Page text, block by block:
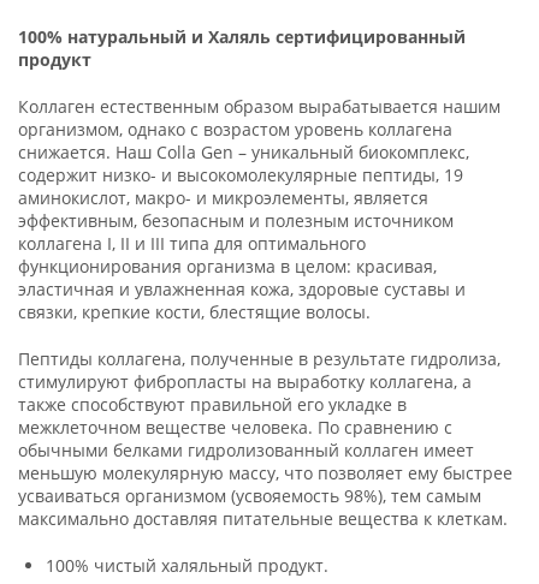
100% натуральный и Халяль сертифицированный
продукт
Коллаген естественным образом вырабатывается нашим
организмом, однако с возрастом уровень коллагена
снижается. Наш Colla Gen – уникальный биокомплекс,
содержит низко- и высокомолекулярные пептиды, 19
аминокислот, макро- и микроэлементы, является
эффективным, безопасным и полезным источником
коллагена I, II и III типа для оптимального
функционирования организма в целом: красивая,
эластичная и увлажненная кожа, здоровые суставы и
связки, крепкие кости, блестящие волосы.
Пептиды коллагена, полученные в результате гидролиза,
стимулируют фибропласты на выработку коллагена, а
также способствуют правильной его укладке в
межклеточном веществе человека. По сравнению с
обычными белками гидролизованный коллаген имеет
меньшую молекулярную массу, что позволяет ему быстрее
усваиваться организмом (усвояемость 98%), тем самым
максимально доставляя питательные вещества к клеткам.
100% чистый халяльный продукт.